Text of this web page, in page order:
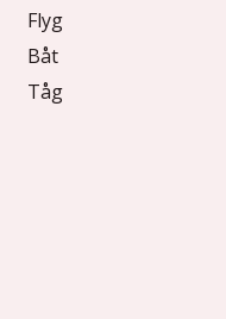
Flyg
Båt
Tåg